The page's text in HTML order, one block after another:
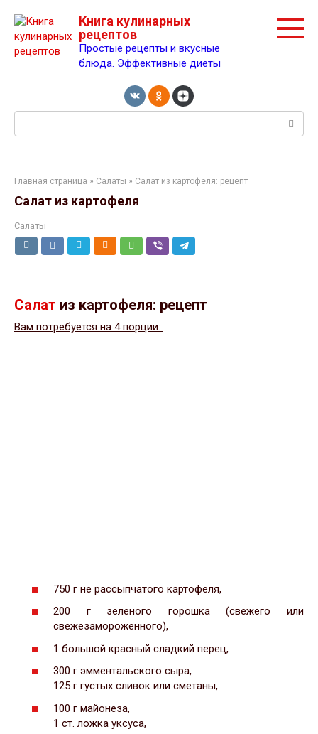
контенту
Книга кулинарных
рецептов
Простые рецепты и вкусные
блюда. Эффективные диеты
Главная страница » Салаты » Салат из картофеля: рецепт
Салат из картофеля
Салаты
Салат из картофеля: рецепт
Вам потребуется на 4 порции:
750 г не рассыпчатого картофеля,
200 г зеленого горошка (свежего или
свежезамороженного),
1 большой красный сладкий перец,
300 г эмментальского сыра,
125 г густых сливок или сметаны,
100 г майонеза,
1 ст. ложка уксуса,